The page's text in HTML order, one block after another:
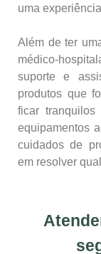
uma
Além de ter
médico-
suporte e
produtos que
ficar
equipamentos
cuidados de
em resolver